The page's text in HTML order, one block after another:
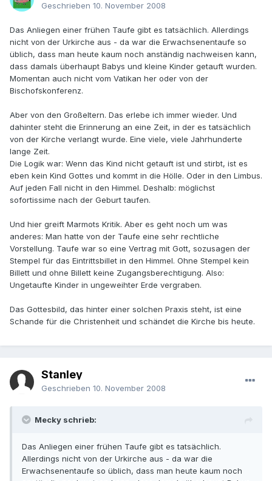
Geschrieben 10. November 2008
Das Anliegen einer frühen Taufe gibt es tatsächlich. Allerdings
nicht von der Urkirche aus - da war die Erwachsenentaufe so
üblich, dass man heute kaum noch anständig nachweisen kann,
dass damals überhaupt Babys und kleine Kinder getauft wurden.
Momentan auch nicht vom Vatikan her oder von der
Bischofskonferenz.
Aber von den Großeltern. Das erlebe ich immer wieder. Und
dahinter steht die Erinnerung an eine Zeit, in der es tatsächlich
von der Kirche verlangt wurde. Eine viele, viele Jahrhunderte
lange Zeit.
Die Logik war: Wenn das Kind nicht getauft ist und stirbt, ist es
eben kein Kind Gottes und kommt in die Hölle. Oder in den Limbus.
Auf jeden Fall nicht in den Himmel. Deshalb: möglichst
sofortissime nach der Geburt taufen.
Und hier greift Marmots Kritik. Aber es geht noch um was
anderes: Man hatte von der Taufe eine sehr rechtliche
Vorstellung. Taufe war so eine Vertrag mit Gott, sozusagen der
Stempel für das Eintrittsbillet in den Himmel. Ohne Stempel kein
Billett und ohne Billett keine Zugangsberechtigung. Also:
Ungetaufte Kinder in ungeweihter Erde vergraben.
Das Gottesbild, das hinter einer solchen Praxis steht, ist eine
Schande für die Christenheit und schändet die Kirche bis heute.
Stanley
Geschrieben 10. November 2008
Mecky schrieb:
Das Anliegen einer frühen Taufe gibt es tatsächlich.
Allerdings nicht von der Urkirche aus - da war die
Erwachsenentaufe so üblich, dass man heute kaum noch